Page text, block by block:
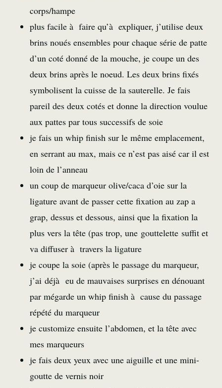
corps/hampe
plus facile à faire qu’à expliquer, j’utilise deux
brins noués ensembles pour chaque série de patte
d’un coté donné de la mouche, je coupe un des
deux brins après le noeud. Les deux brins fixés
symbolisent la cuisse de la sauterelle. Je fais
pareil des deux cotés et donne la direction voulue
aux pattes par tous successifs de soie
je fais un whip finish sur le même emplacement,
en serrant au max, mais ce n’est pas aisé car il est
loin de l’anneau
un coup de marqueur olive/caca d’oie sur la
ligature avant de passer cette fixation au zap a
grap, dessus et dessous, ainsi que la fixation la
plus vers la tête (pas trop, une gouttelette suffit et
va diffuser à travers la ligature
je coupe la soie (après le passage du marqueur,
j’ai déjà eu de mauvaises surprises en dénouant
par mégarde un whip finish à cause du passage
répété du marqueur
je customize ensuite l’abdomen, et la tête avec
mes marqueurs
je fais deux yeux avec une aiguille et une mini-
goutte de vernis noir